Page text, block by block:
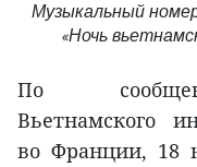
Музыкальный
«Ночь
По
Вьетнамского
во Франции, 18